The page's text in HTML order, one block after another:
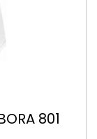
801